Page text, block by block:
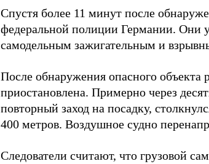
Спустя более 11 минут после
федеральной полиции Германии. Они
самодельным зажигательным и
После обнаружения опасного объекта
приостановлена. Примерно через
повторный заход на посадку,
400 метров. Воздушное судно
Следователи считают, что грузовой